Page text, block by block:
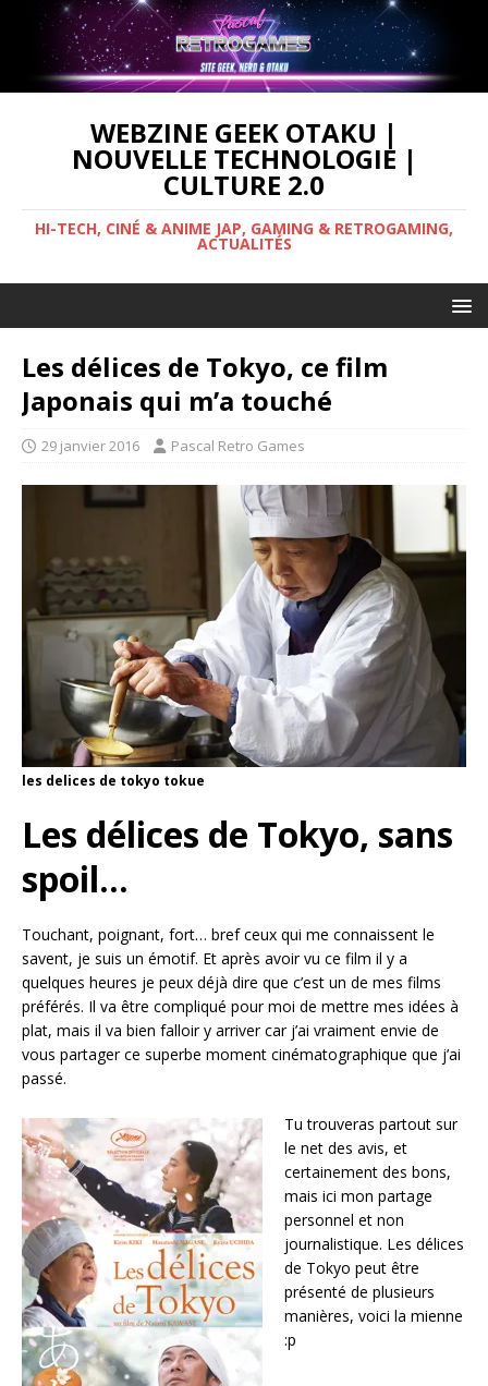
WEBZINE GEEK OTAKU |
NOUVELLE TECHNOLOGIE |
CULTURE 2.0
HI-TECH, CINÉ & ANIME JAP, GAMING & RETROGAMING,
ACTUALITÉS
Les délices de Tokyo, ce film
Japonais qui m’a touché
29 janvier 2016 Pascal Retro Games
les delices de tokyo tokue
Les délices de Tokyo, sans
spoil…
Touchant, poignant, fort… bref ceux qui me connaissent le
savent, je suis un émotif. Et après avoir vu ce film il y a
quelques heures je peux déjà dire que c’est un de mes films
préférés. Il va être compliqué pour moi de mettre mes idées à
plat, mais il va bien falloir y arriver car j’ai vraiment envie de
vous partager ce superbe moment cinématographique que j’ai
passé.
Tu trouveras partout sur
le net des avis, et
certainement des bons,
mais ici mon partage
personnel et non
journalistique. Les délices
de Tokyo peut être
présenté de plusieurs
manières, voici la mienne
:p